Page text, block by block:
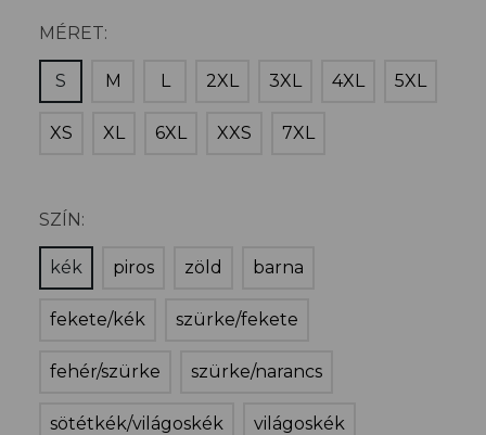
MÉRET:
S M L 2XL 3XL 4XL 5XL
XS XL 6XL XXS 7XL
SZÍN:
kék piros zöld barna
fekete/kék szürke/fekete
fehér/szürke szürke/narancs
sötétkék/világoskék világoskék